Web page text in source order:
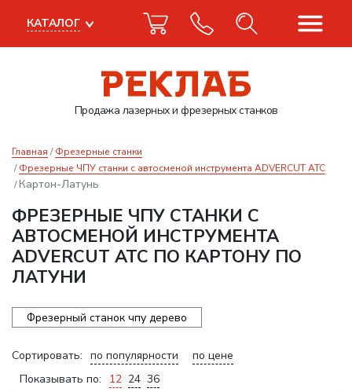
Продажа лазерныхи фрезерных станков
КАТАЛОГ
Главная
Фрезерные станки
Фрезерные ЧПУ станки с автосменой инструмента ADVERCUT ATC
Картон-Латунь
ФРЕЗЕРНЫЕ ЧПУ СТАНКИ С
АВТОСМЕНОЙ ИНСТРУМЕНТА
ADVERCUT ATC ПО КАРТОНУ ПО
ЛАТУНИ
Фрезерный станок чпу дерево
Сортировать: по популярности
по цене
Показывать по:
12 24 36